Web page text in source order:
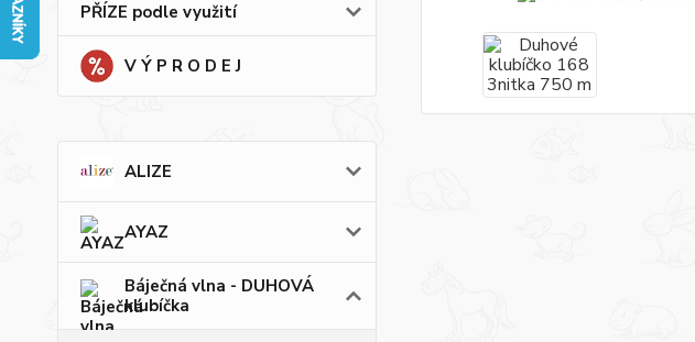
PŘÍZE podle využití
V Ý P R O D E J
ALIZE
AYAZ
Báječná vlna - DUHOVÁ
klubíčka